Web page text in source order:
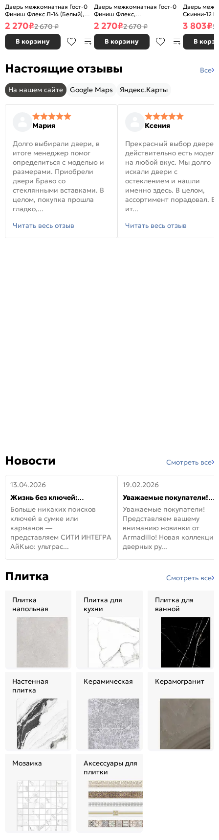
Дверь межкомнатная Гост-0
Финиш Флекс Л-14 (Белый),
глухая, каркасно-щитовая
2 270₽2 670 ₽
В корзину
Дверь межкомнатная Гост-0
Финиш Флекс,
Ламинированные Л-11
(ИталОрех), глухая, каркасно-
щитовая
2 270₽2 670 ₽
В корзину
Дверь
Скинни-12
глухая,
3 803₽5
В
Настоящие отзывы Все
На нашем сайте Google Maps Яндекс.Карты
Мария
Долго выбирали двери, в
итоге менеджер помог
определиться с моделью и
размерами. Приобрели
двери Браво со
стеклянными вставками. В
целом, покупка прошла
гладко,...
Читать весь отзыв
Ксения
Прекрасный выбор
действительно есть модели
на любой вкус. Мы долго
искали двери с
остеклением и нашли
именно здесь. В целом,
ассортимент порадовал. В
ит...
Читать весь отзыв
Новости Смотреть все
13.04.2026
Жизнь без ключей:
встречайте новую дверь
СИТИ ИНТЕГРА АйКью!
Больше никаких поисков
ключей в сумке или
карманов —
представляем СИТИ ИНТЕГРА
АйКью: ультрас...
19.02.2026
Уважаемые покупатели!
Представляем вашему
вниманию новинки от
Armadillo!
Уважаемые покупатели!
Представляем вашему
вниманию новинки от
Armadillo! Новая коллекция
дверных ру...
Плитка Смотреть все
Плитка
напольная
Плитка для
кухни
Плитка для
ванной
Настенная
плитка
Керамическая Керамогранит
Мозаика
Аксессуары для
плитки